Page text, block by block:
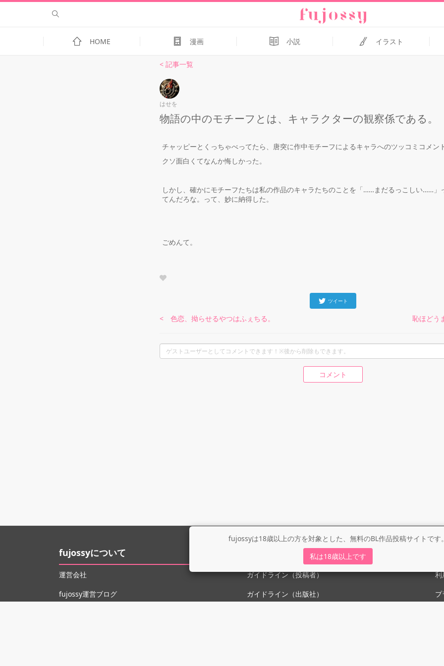
fujossyは18歳以上の方を対象とした、無料のBL作品投稿サイトです。
私は18歳以上です
HOME 漫画 小説 イラスト
< 記事一覧
はせを
物語の中のモチーフとは、キャラクターの観察係である。
チャッピーとくっちゃべってたら、唐突に作中モチーフによるキャラへのツッコミコメン
クソ面白くてなんか悔しかった。
しかし、確かにモチーフたちは私の作品のキャラたちのことを「……まだるっこしい……」
てんだろな。って、妙に納得した。
ごめんて。
ツイート
< 色恋、拗らせるやつはふぇちる。 恥ほどう
コメント
fujossyについて
運営会社
fujossy運営ブログ
ガイドライン（投稿者）
ガイドライン（出版社）
利
プ